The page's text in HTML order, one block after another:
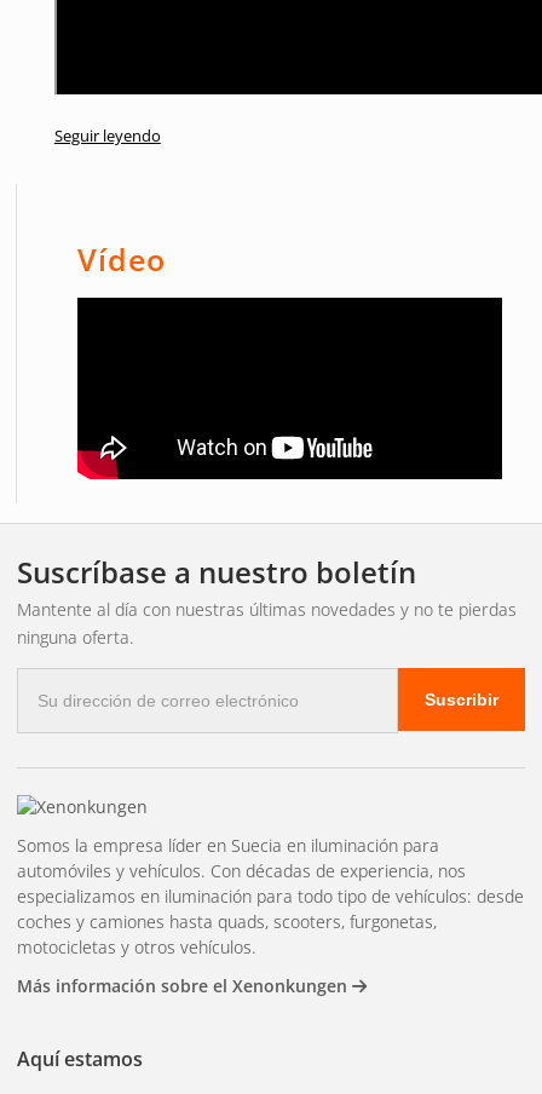
Seguir leyendo
Vídeo
Suscríbase a nuestro boletín
Mantente al día con nuestras últimas novedades y no te pierdas
ninguna oferta.
electrónico
Suscribir
Somos la empresa líder en Suecia en iluminación para
automóviles y vehículos. Con décadas de experiencia, nos
especializamos en iluminación para todo tipo de vehículos: desde
coches y camiones hasta quads, scooters, furgonetas,
motocicletas y otros vehículos.
Más información sobre el Xenonkungen
Aquí estamos